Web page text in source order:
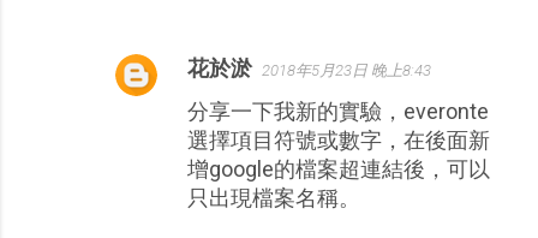
花於淤 2018年5月23日 晚上8:43
分享一下我新的實驗，everonte
選擇項目符號或數字，在後面新
增google的檔案超連結後，可以
只出現檔案名稱。